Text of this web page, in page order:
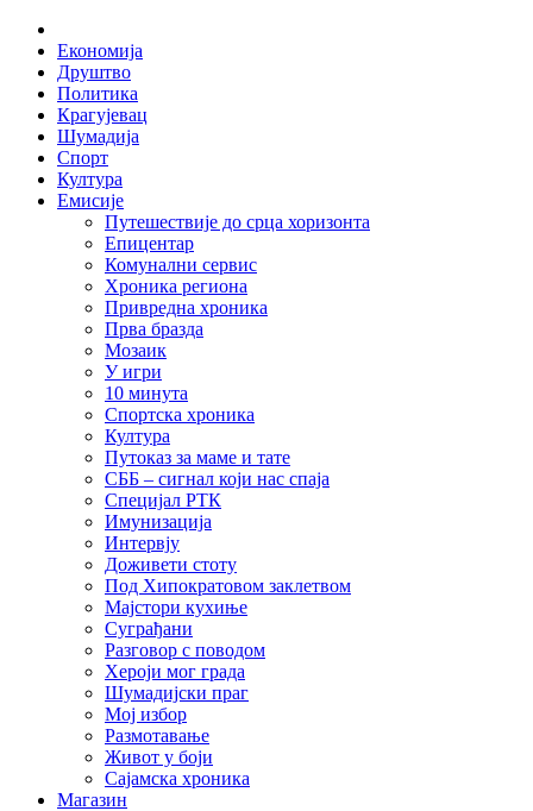
Skip
content
Економија
Друштво
Политика
Крагујевац
Шумадија
Спорт
Култура
Емисије
Путешествије до срца хоризонта
Епицентар
Комунални сервис
Хроника региона
Привредна хроника
Прва бразда
Мозаик
У игри
10 минута
Спортска хроника
Култура
Путоказ за маме и тате
СББ – сигнал који нас спаја
Специјал РТК
Имунизација
Интервју
Доживети стоту
Под Хипократовом заклетвом
Мајстори кухиње
Суграђани
Разговор с поводом
Хероји мог града
Шумадијски праг
Мој избор
Размотавање
Живот у боји
Сајамска хроника
Магазин